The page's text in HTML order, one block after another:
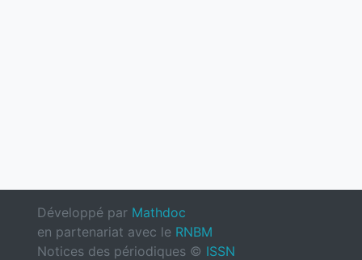
Développé par Mathdoc
en partenariat avec le RNBM
Notices des périodiques © ISSN